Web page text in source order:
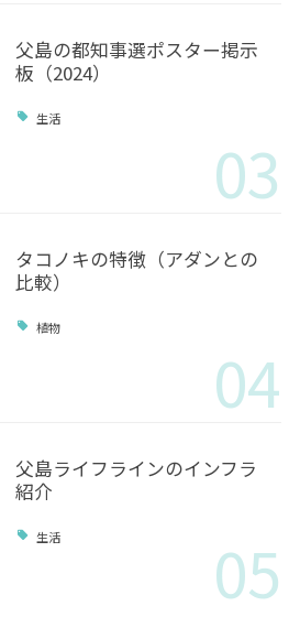
父島の都知事選ポスター掲示
板（2024）
生活
03
タコノキの特徴（アダンとの
比較）
植物
04
父島ライフラインのインフラ
紹介
生活 05